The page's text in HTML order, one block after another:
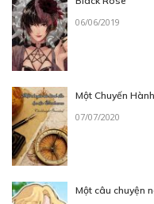
06/06/2019
Một Chuyến
07/07/2020
Một câu chuyện